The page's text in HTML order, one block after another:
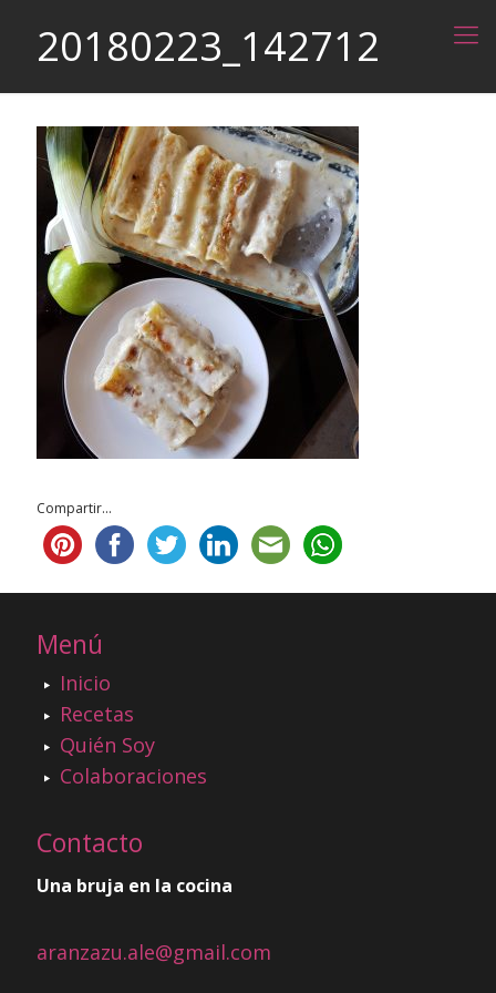
20180223_142712
Compartir...
Menú
Inicio
Recetas
Quién Soy
Colaboraciones
Contacto
Una bruja en la cocina
aranzazu.ale@gmail.com